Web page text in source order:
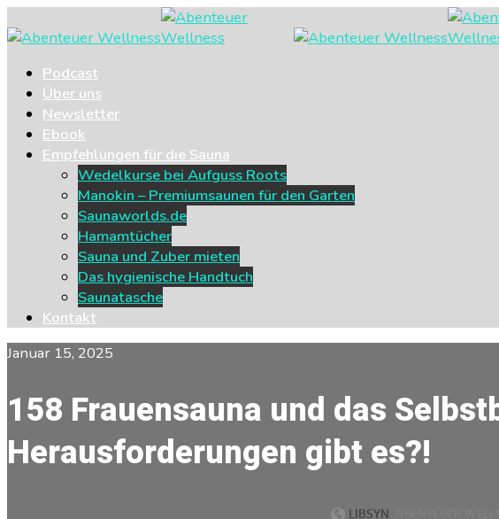
Podcast
Über uns
Newsletter
Ebook
Empfehlungen für die Sauna
Wedelkurse bei Aufguss Roots
Manokin – Premiumsaunen für den Garten
Saunaworlds.de
Hamamtücher
Sauna und Zuber mieten
Das hygienische Handtuch
Saunatasche
Kontakt
Januar 15, 2025
158 Frauensauna und das
Herausforderungen gibt es?!